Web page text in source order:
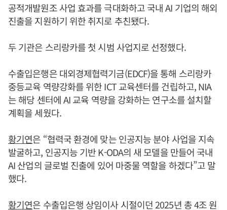
공적개발원조 사업 효과를 극대화하고 국내 AI 기업의 해외
진출을 지원하기 위한 취지로 추친됐다.
두 기관은 스리랑카를 첫 시범 사업지로 선정했다.
수출입은행은 대외경제협력기금(EDCF)을 통해 스리랑카
중등교육 역량강화를 위한 ICT 교육센터를 건립하고, NIA
는 해당 센터에 AI 교육 역량을 강화하는 연구소를 설치할
계획을 세웠다.
황기연은 “협력국 환경에 맞는 인공지능 분야 사업을 지속
발굴하고, 인공지능 기반 K-ODA의 새 모델을 만들어 국내
AI 산업의 글로벌 진출에 있어 마중물 역할을 하겠다”고 말
했다.
황기연은 수출입은행 상임이사 시절이던 2025년 총 4조 원